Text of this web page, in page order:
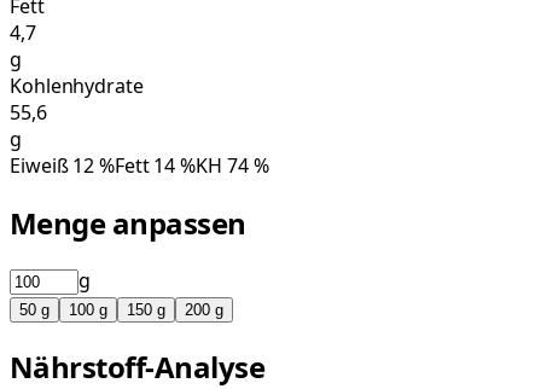
Fett
4,7
g
Kohlenhydrate
55,6
g
Eiweiß12%Fett14%KH 74%
Menge anpassen
g
50 g 100 g 150 g 200 g
Nährstoff-Analyse